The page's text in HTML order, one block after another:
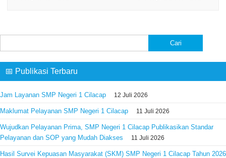
untuk:
📅 Publikasi Terbaru
Jam Layanan SMP Negeri 1 Cilacap 12 Juli 2026
Maklumat Pelayanan SMP Negeri 1 Cilacap 11 Juli 2026
Wujudkan Pelayanan Prima, SMP Negeri 1 Cilacap Publikasikan Standar
Pelayanan dan SOP yang Mudah Diakses
11 Juli 2026
Hasil Survei Kepuasan Masyarakat (SKM) SMP Negeri 1 Cilacap Tahun 2026